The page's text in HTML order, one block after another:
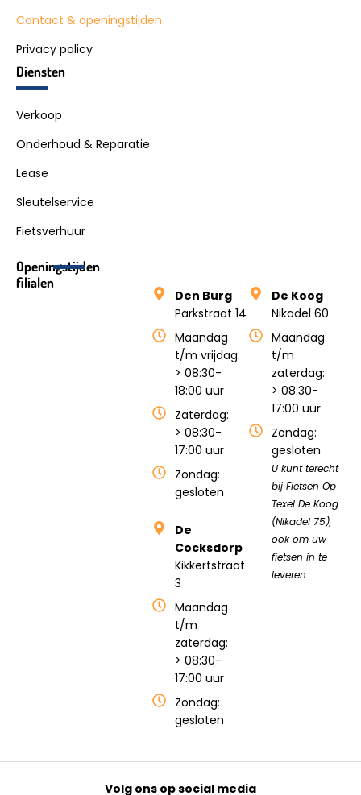
Openingstijden
filialen
Den Burg
Parkstraat 14
Maandag
t/m vrijdag:
> 08:30-
18:00 uur
Zaterdag:
> 08:30-
17:00 uur
Zondag:
gesloten
De
Cocksdorp
Kikkertstraat
3
Maandag
t/m
zaterdag:
> 08:30-
17:00 uur
Zondag:
gesloten
De Koog
Nikadel 60
Maandag
t/m
zaterdag:
> 08:30-
17:00 uur
Zondag:
gesloten
U kunt terecht
bij Fietsen Op
Texel De Koog
(Nikadel 75),
ook om uw
fietsen in te
leveren.
Contact & openingstijden
Privacy policy
Diensten
Verkoop
Onderhoud & Reparatie
Lease
Sleutelservice
Fietsverhuur
Volg ons op social media